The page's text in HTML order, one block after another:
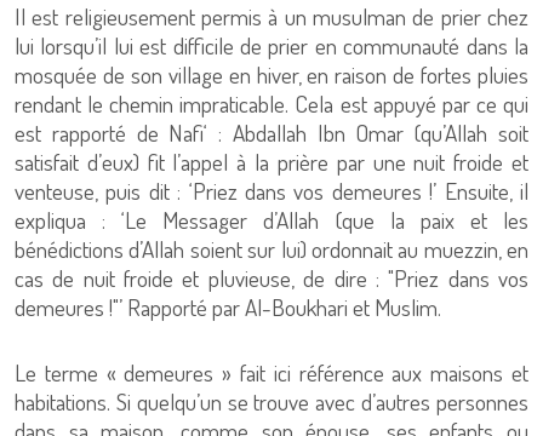
Il est religieusement permis à un musulman de prier chez
lui lorsqu’il lui est difficile de prier en communauté dans la
mosquée de son village en hiver, en raison de fortes pluies
rendant le chemin impraticable. Cela est appuyé par ce qui
est rapporté de Nafi‘ : Abdallah Ibn Omar (qu’Allah soit
satisfait d’eux) fit l’appel à la prière par une nuit froide et
venteuse, puis dit : ‘Priez dans vos demeures !’ Ensuite, il
expliqua : ‘Le Messager d’Allah (que la paix et les
bénédictions d’Allah soient sur lui) ordonnait au muezzin, en
cas de nuit froide et pluvieuse, de dire : "Priez dans vos
demeures !"’ Rapporté par Al-Boukhari et Muslim.
Le terme « demeures » fait ici référence aux maisons et
habitations. Si quelqu’un se trouve avec d’autres personnes